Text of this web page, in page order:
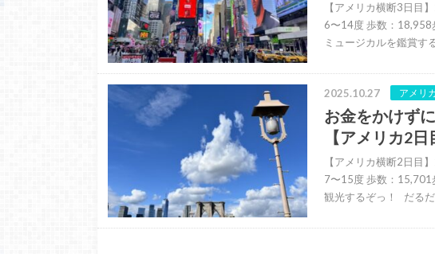
【アメリカ横断3日
6〜14度 歩数：18,958
ミュージカルを鑑賞
2025.10.27 アメリカ
お金をかけず
【アメリカ2日
【アメリカ横断2日
7〜15度 歩数：15,701
観光するぞっ！ だる